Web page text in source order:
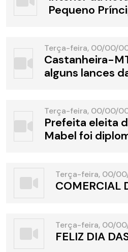
Pequeno
Terça-feira, 00/00/
Castanheira-
alguns lances
Terça-feira, 00/00/
Prefeita eleita
Mabel foi
Terça-feira, 00/
COMERCIAL
Terça-feira, 00/
FELIZ DIA